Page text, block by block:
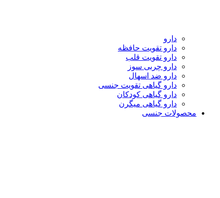
دارو
دارو تقویت حافظه
دارو تقویت قلب
دارو چربی سوز
دارو ضد اسهال
دارو گیاهی تقویت جنسی
دارو گیاهی کودکان
دارو گیاهی میگرن
محصولات جنسی